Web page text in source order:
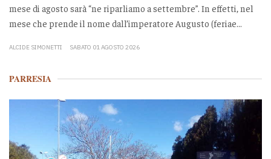
mese di agosto sarà “ne riparliamo a settembre”. In effetti, nel
mese che prende il nome dall’imperatore Augusto (feriae...
ALCIDE SIMONETTI SABATO 01 AGOSTO 2026
PARRESIA